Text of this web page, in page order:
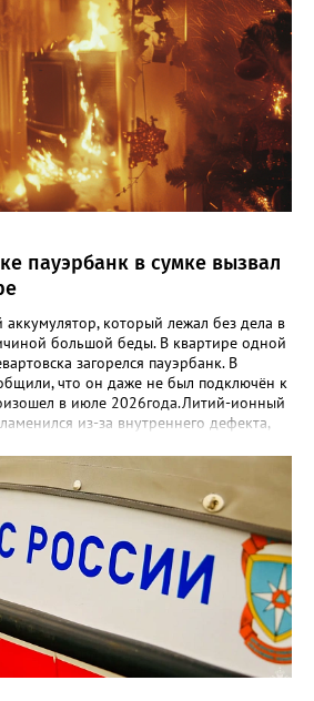
пауэрбанк в сумке вызвал
который лежал без дела в
большой беды. В квартире одной
загорелся пауэрбанк. В
что он даже не был подключён к
в июле 2026года.Литий-ионный
из-за внутреннего дефекта,
потушила пожар — площадь возгорания
метра, но могло быть гораздо хуже.
проверку. А спасатели
жизненно важные правила: • Не
с горючими вещами. • Если корпус
или сильно греется — выбросьте
ударов и падений. • Покупайте только
• При малейшем подозрении
101 или 112.